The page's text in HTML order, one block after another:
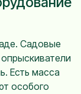
Садовые
Есть масса
особого